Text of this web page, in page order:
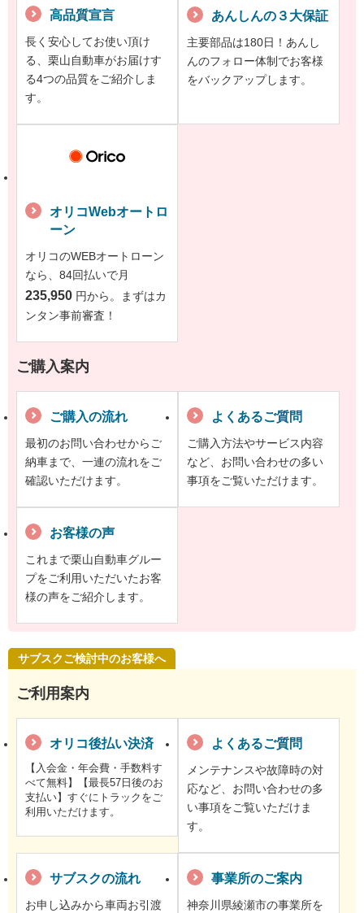
高品質宣言
長く安心してお使い頂け
る、栗山自動車がお届けす
る4つの品質をご紹介しま
す。
あんしんの３大保証
主要部品は180日！あんし
んのフォロー体制でお客様
をバックアップします。
オリコWebオートロ
ーン
オリコのWEBオートローン
なら、84回払いで月
235,950 円から。まずはカ
ンタン事前審査！
ご購入案内
ご購入の流れ
最初のお問い合わせからご
納車まで、一連の流れをご
確認いただけます。
よくあるご質問
ご購入方法やサービス内容
など、お問い合わせの多い
事項をご覧いただけます。
お客様の声
これまで栗山自動車グルー
プをご利用いただいたお客
様の声をご紹介します。
サブスクご検討中のお客様へ
ご利用案内
オリコ後払い決済
【入会金・年会費・手数料す
べて無料】【最長57日後のお
支払い】すぐにトラックをご
利用いただけます。
よくあるご質問
メンテナンスや故障時の対
応など、お問い合わせの多
い事項をご覧いただけま
す。
サブスクの流れ
お申し込みから車両お引渡
事業所のご案内
神奈川県綾瀬市の事業所を